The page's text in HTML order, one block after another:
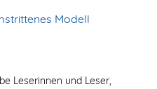
Modell
Leserinnen und Leser,